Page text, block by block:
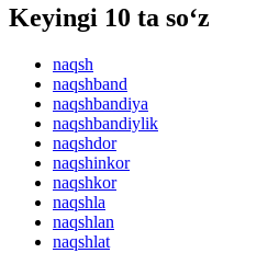
Keyingi 10 ta so‘z
naqsh
naqshband
naqshbandiya
naqshbandiylik
naqshdor
naqshinkor
naqshkor
naqshla
naqshlan
naqshlat